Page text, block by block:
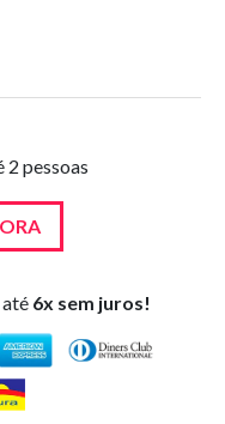
2 pessoas
até 6x sem juros!